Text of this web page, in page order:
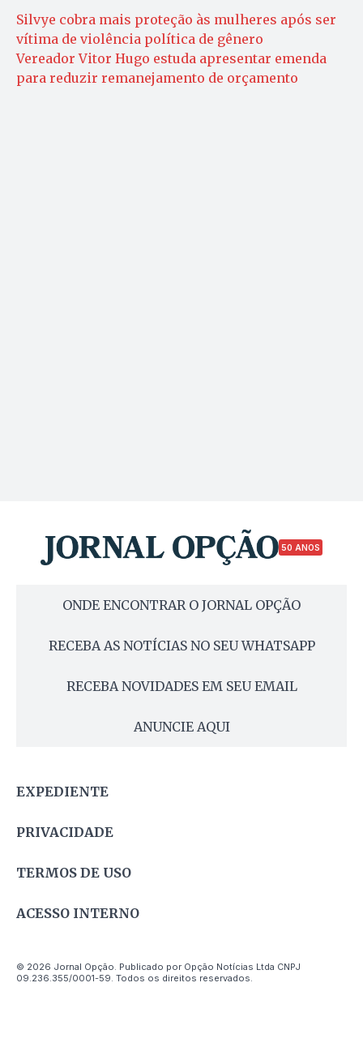
Silvye cobra mais proteção às mulheres após ser
vítima de violência política de gênero
Vereador Vitor Hugo estuda apresentar emenda
para reduzir remanejamento de orçamento
50 ANOS
ONDE ENCONTRAR O JORNAL OPÇÃO
RECEBA AS NOTÍCIAS NO SEU WHATSAPP
RECEBA NOVIDADES EM SEU EMAIL
ANUNCIE AQUI
EXPEDIENTE
PRIVACIDADE
TERMOS DE USO
ACESSO INTERNO
© 2026 Jornal Opção. Publicado por Opção Notícias Ltda CNPJ
09.236.355/0001-59. Todos os direitos reservados.